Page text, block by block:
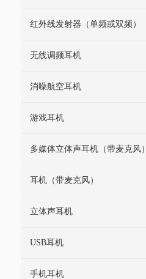
红外线发射器（单频或双频）
无线调频耳机
消噪航空耳机
游戏耳机
多媒体立体声耳机（带麦克风）
耳机（带麦克风）
立体声耳机
USB耳机
手机耳机